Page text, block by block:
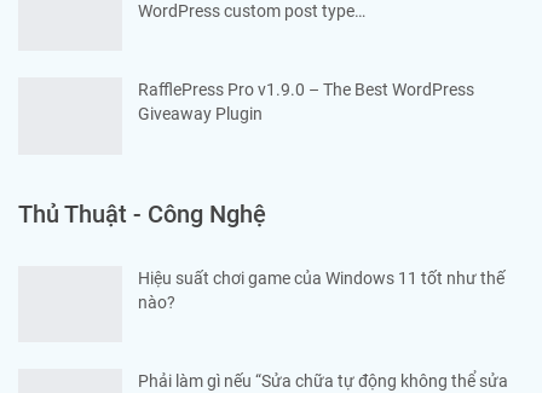
WordPress custom post type…
RafflePress Pro v1.9.0 – The Best WordPress
Giveaway Plugin
Thủ Thuật - Công Nghệ
Hiệu suất chơi game của Windows 11 tốt như thế
nào?
Phải làm gì nếu “Sửa chữa tự động không thể sửa